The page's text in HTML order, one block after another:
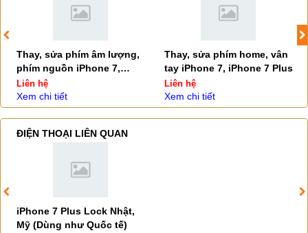
Thay, sửa phím âm lượng,
phím nguồn iPhone 7,
iPhone 7 Plus
Liên hệ
Xem chi tiết
Thay, sửa phím home, vân
tay iPhone 7, iPhone 7 Plus
Liên hệ
Xem chi tiết
ĐIỆN THOẠI LIÊN QUAN
iPhone 7 Plus Lock Nhật,
Mỹ (Dùng như Quốc tế)